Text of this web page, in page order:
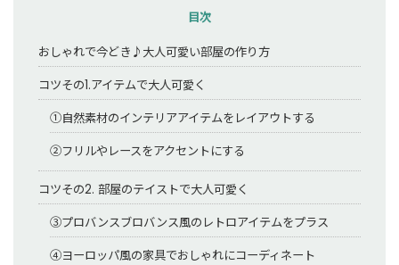
目次
おしゃれで今どき♪大人可愛い部屋の作り方
コツその1.アイテムで大人可愛く
①自然素材のインテリアアイテムをレイアウトする
②フリルやレースをアクセントにする
コツその2. 部屋のテイストで大人可愛く
③プロバンスブロバンス風のレトロアイテムをプラス
④ヨーロッパ風の家具でおしゃれにコーディネート